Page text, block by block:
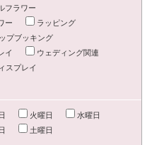
フラワー
ー
ラッピング
プブッキング
イ
ウェディング関連
スプレイ
火曜日
水曜日
土曜日